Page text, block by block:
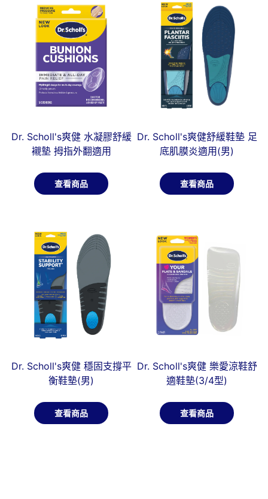
Dr. Scholl's爽健 水凝膠舒緩
襯墊 拇指外翻適用
查看商品
Dr. Scholl's爽健舒緩鞋墊 足
底肌膜炎適用(男)
查看商品
Dr. Scholl's爽健 穩固支撐平
衡鞋墊(男)
查看商品
Dr. Scholl's爽健 樂愛涼鞋舒
適鞋墊(3/4型)
查看商品